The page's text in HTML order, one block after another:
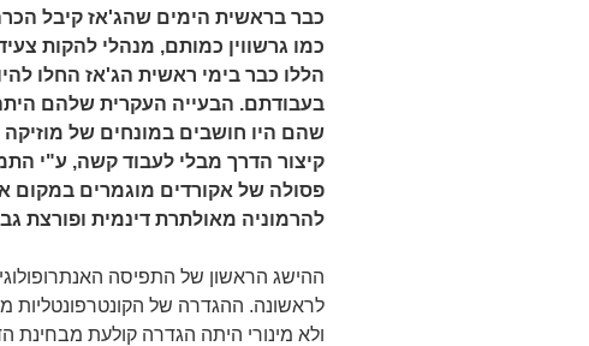
כבר בראשית הימים שהג'אז קיבל
כמו גרשווין כמותם, מנהלי להקות
הללו כבר בימי ראשית הג'אז החלו
בעבודתם. הבעייה העקרית שלהם
שהם היו חושבים במונחים של
קיצור הדרך מבלי לעבוד קשה, ע"י
פסולה של אקורדים מוגמרים במקום
להרמוניה מאולתרת דינמית ופורצת
ההישג הראשון של התפיסה
לראשונה. ההגדרה של הקונטרפונטליות
ולא מינורי היתה הגדרה קולעת